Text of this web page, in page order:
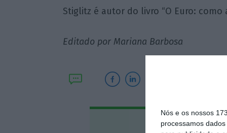
Nós e os nossos
processamos
Stiglitz é autor do livro “O Euro: como
Editado por Mariana Barbosa